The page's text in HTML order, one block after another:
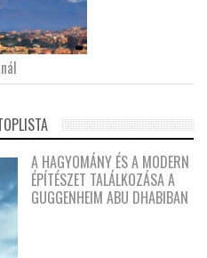
A HAGYOMÁNY ÉS A MODERN
ÉPÍTÉSZET TALÁLKOZÁSA A
GUGGENHEIM ABU DHABIBAN